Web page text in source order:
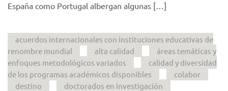
España como Portugal albergan algunas […]
acuerdos internacionales con instituciones educativas de
renombre mundial
alta calidad
áreas temáticas y
enfoques metodológicos variados
calidad y diversidad
de los programas académicos disponibles
colabor
destino
doctorados en investigación